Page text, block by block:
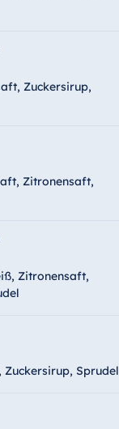
Zuckersirup,
Zitronensaft,
Zitronensaft,
Sprudel